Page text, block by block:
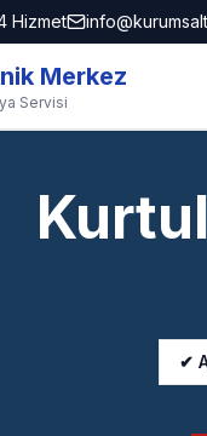
Hizmet
Merkez
Servisi
✔